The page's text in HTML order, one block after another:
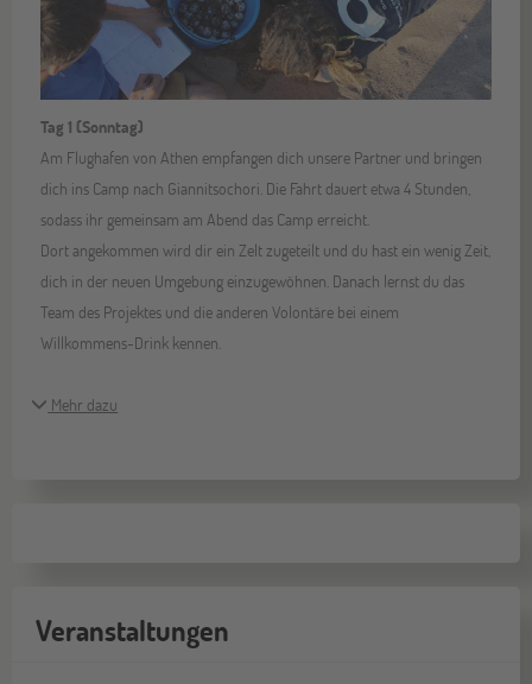
Tag 1 (Sonntag)
Am Flughafen von Athen empfangen dich unsere Partner und bringen
dich ins Camp nach Giannitsochori. Die Fahrt dauert etwa 4 Stunden,
sodass ihr gemeinsam am Abend das Camp erreicht.
Dort angekommen wird dir ein Zelt zugeteilt und du hast ein wenig Zeit,
dich in der neuen Umgebung einzugewöhnen. Danach lernst du das
Team des Projektes und die anderen Volontäre bei einem
Willkommens-Drink kennen.
Mehr dazu
Veranstaltungen